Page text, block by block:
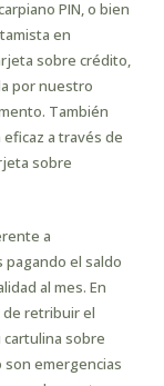
PIN, o bien
en
sobre crédito,
por nuestro
También
a través de
sobre
a
el saldo
al mes. En
de retribuir el
sobre
son emergencias